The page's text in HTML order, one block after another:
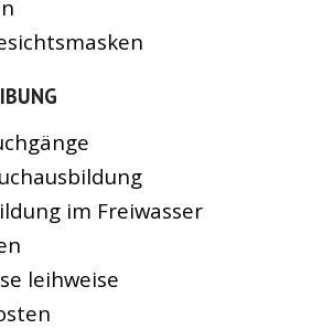
im Freiwasser
leihweise